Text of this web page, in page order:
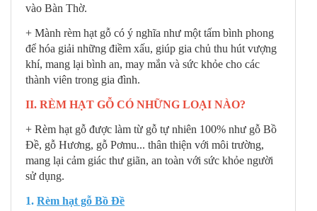
vào Bàn Thờ.
+ Mành rèm hạt gỗ có ý nghĩa như một tấm bình phong
để hóa giải những điềm xấu, giúp gia chủ thu hút vượng
khí, mang lại bình an, may mắn và sức khỏe cho các
thành viên trong gia đình.
II. RÈM HẠT GỖ CÓ NHỮNG LOẠI NÀO?
+ Rèm hạt gỗ được làm từ gỗ tự nhiên 100% như gỗ Bồ
Đề, gỗ Hương, gỗ Pơmu... thân thiện với môi trường,
mang lại cảm giác thư giãn, an toàn với sức khỏe người
sử dụng.
1. Rèm hạt gỗ Bồ Đề